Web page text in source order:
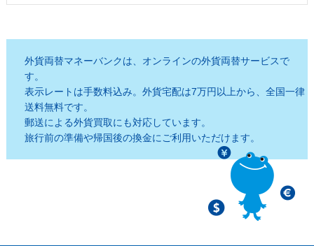
外貨両替マネーバンクは、オンラインの外貨両替サービスで
す。
表示レートは手数料込み。外貨宅配は7万円以上から、全国一律
送料無料です。
郵送による外貨買取にも対応しています。
旅行前の準備や帰国後の換金にご利用いただけます。